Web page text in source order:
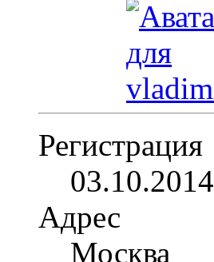
Регистрация
03.10.2014
Адрес
Москва